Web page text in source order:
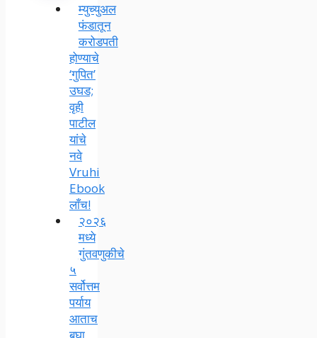
म्युच्युअल
फंडातून
करोडपती
होण्याचे
‘गुपित’
उघड;
वृही
पाटील
यांचे
नवे
Vruhi
Ebook
लाँच!
२०२६
मध्ये
गुंतवणुकीचे
५
सर्वोत्तम
पर्याय
आताच